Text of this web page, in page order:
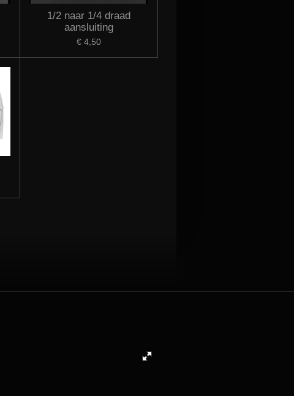
1/2 naar 1/4 draad
aansluiting
€ 4,50